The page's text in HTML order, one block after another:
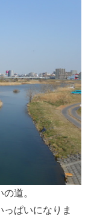
道。
ぱいになりま